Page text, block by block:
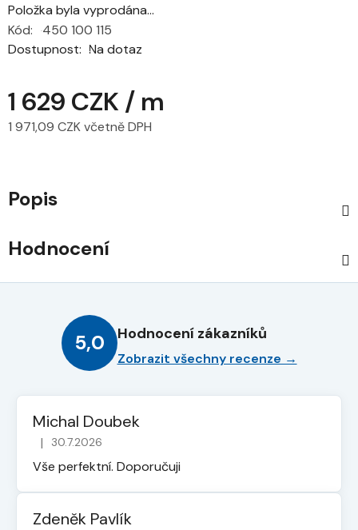
Položka byla vyprodána…
Dostupnost Na dotaz
Kód: 450 100 115
1 629 CZK / m
1 971,09 CZK včetně DPH
Popis
Hodnocení
5,0 Hodnocení zákazníků
Zobrazit všechny recenze →
Michal Doubek
Hodnocení obchodu je 5 z 5 hvězdiček.
| 30.7.2026
Vše perfektní. Doporučuji
Zdeněk Pavlík